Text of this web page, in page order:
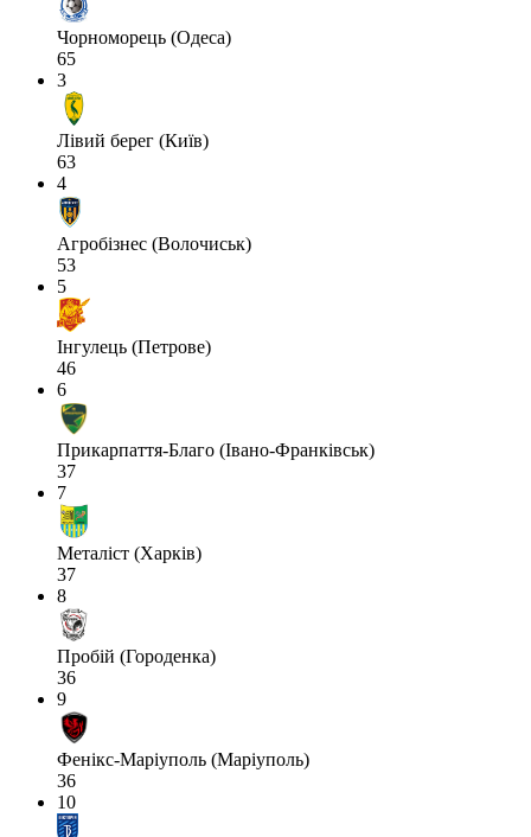
Чорноморець (Одеса)
65
3
Лівий берег (Київ)
63
4
Агробізнес (Волочиськ)
53
5
Інгулець (Петрове)
46
6
Прикарпаття-Благо (Івано-Франківськ)
37
7
Металіст (Харків)
37
8
Пробій (Городенка)
36
9
Фенікс-Маріуполь (Маріуполь)
36
10